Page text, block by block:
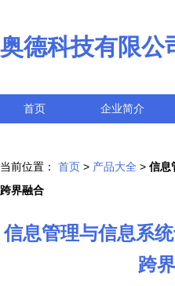
奥德科技有限公
首页 企业简介
当前位置： 首页 > 产品大全 > 信息
跨界融合
信息管理与信息系
跨